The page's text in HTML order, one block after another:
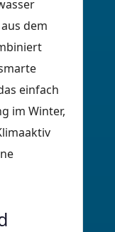
dem
einfach
im Winter,